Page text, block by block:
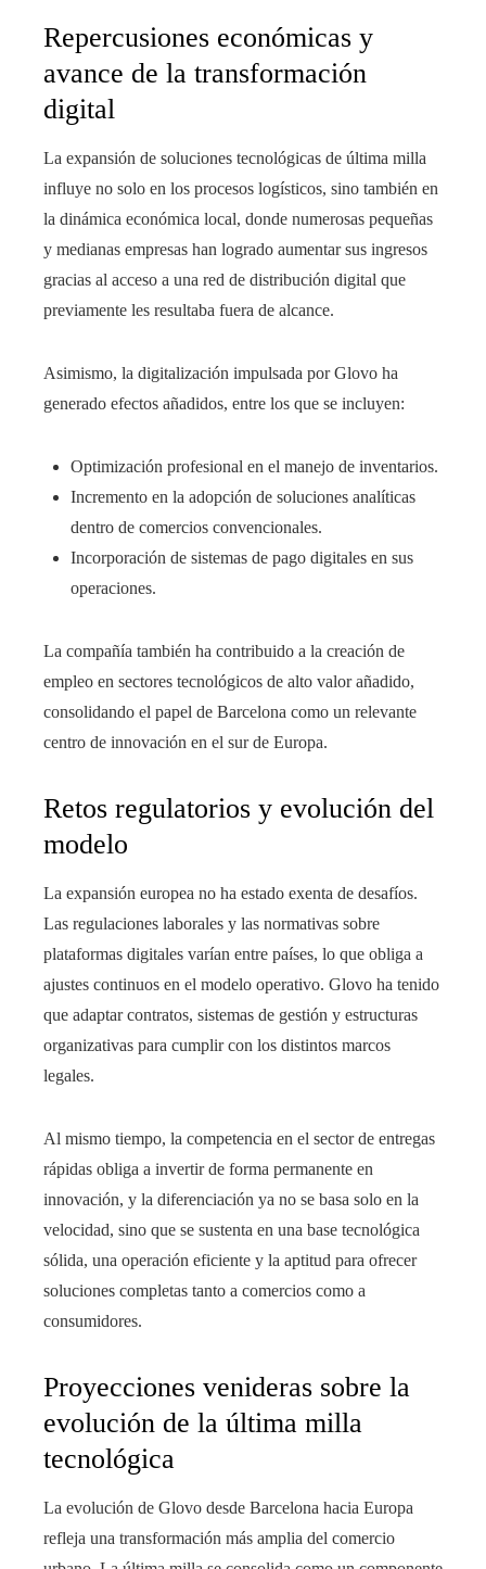
Repercusiones económicas y
avance de la transformación
digital
La expansión de soluciones tecnológicas de última milla
influye no solo en los procesos logísticos, sino también en
la dinámica económica local, donde numerosas pequeñas
y medianas empresas han logrado aumentar sus ingresos
gracias al acceso a una red de distribución digital que
previamente les resultaba fuera de alcance.
Asimismo, la digitalización impulsada por Glovo ha
generado efectos añadidos, entre los que se incluyen:
Optimización profesional en el manejo de inventarios.
Incremento en la adopción de soluciones analíticas
dentro de comercios convencionales.
Incorporación de sistemas de pago digitales en sus
operaciones.
La compañía también ha contribuido a la creación de
empleo en sectores tecnológicos de alto valor añadido,
consolidando el papel de Barcelona como un relevante
centro de innovación en el sur de Europa.
Retos regulatorios y evolución del
modelo
La expansión europea no ha estado exenta de desafíos.
Las regulaciones laborales y las normativas sobre
plataformas digitales varían entre países, lo que obliga a
ajustes continuos en el modelo operativo. Glovo ha tenido
que adaptar contratos, sistemas de gestión y estructuras
organizativas para cumplir con los distintos marcos
legales.
Al mismo tiempo, la competencia en el sector de entregas
rápidas obliga a invertir de forma permanente en
innovación, y la diferenciación ya no se basa solo en la
velocidad, sino que se sustenta en una base tecnológica
sólida, una operación eficiente y la aptitud para ofrecer
soluciones completas tanto a comercios como a
consumidores.
Proyecciones venideras sobre la
evolución de la última milla
tecnológica
La evolución de Glovo desde Barcelona hacia Europa
refleja una transformación más amplia del comercio